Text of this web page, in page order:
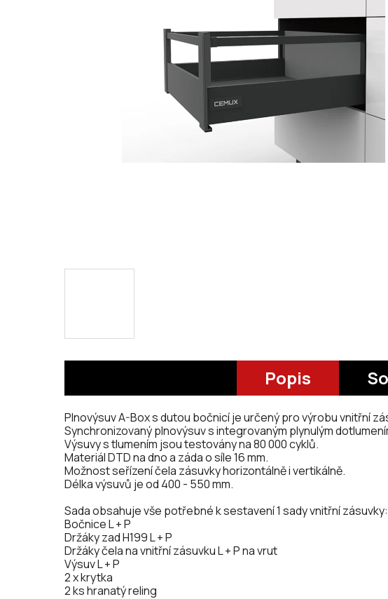
Popis
Plnovýsuv A-Box s dutou bočnicí je určený pro výrobu vnitřní
Synchronizovaný plnovýsuv s integrovaným plynulým
Výsuvy s tlumením jsou testovány na 80 000 cyklů.
Materiál DTD na dno a záda o síle 16 mm.
Možnost seřízení čela zásuvky horizontálně i vertikálně.
Délka výsuvů je od 400 - 550 mm.
Sada obsahuje vše potřebné k sestavení 1 sady vnitřní zásuvky:
Bočnice L + P
Držáky zad H199 L + P
Držáky čela na vnitřní zásuvku L + P na vrut
Výsuv L + P
2 x krytka
2 ks hranatý reling